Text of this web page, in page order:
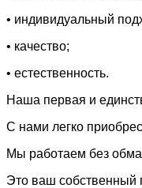
• индивидуальный
• качество;
• естественность.
Наша первая и
С нами легко
Мы работаем без
Это ваш собственный